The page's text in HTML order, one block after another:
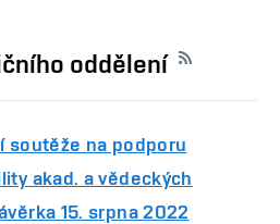
oddělení
soutěže na podporu
akad. a vědeckých
15. srpna 2022